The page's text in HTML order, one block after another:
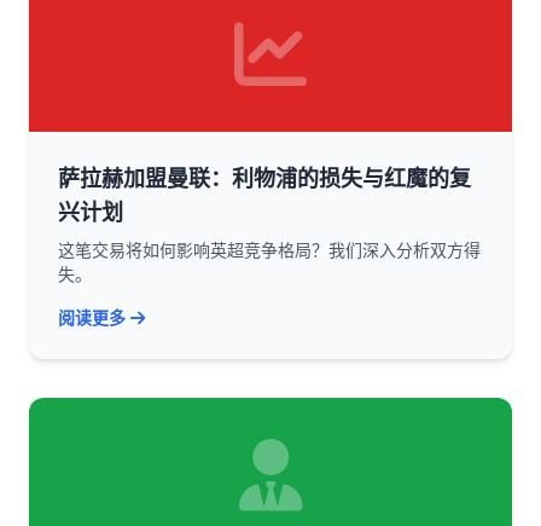
萨拉赫加盟曼联：利物浦的损失与红魔的复
兴计划
这笔交易将如何影响英超竞争格局？我们深入分析双方得
失。
阅读更多